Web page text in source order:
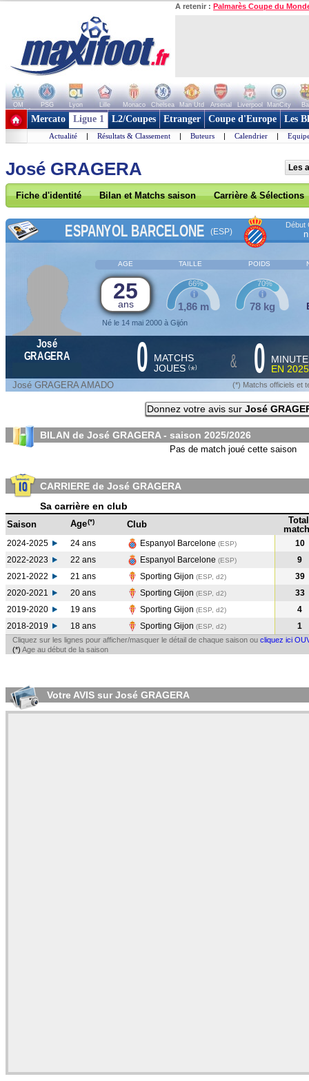
A retenir : Palmarès Coupe du
OM PSG Lyon Lille Monaco Chelsea Man Utd Arsenal Liverpool ManCity
+ de clubs
Mercato Ligue 1 L2/Coupes Etranger Coupe d'Europe Les
Actualité | Résultats & Classement | Buteurs | Calendrier |
José GRAGERA Les
Fiche d'identité Bilan et Matchs saison Carrière & Sélections
ESPANYOL BARCELONE (ESP)
Début
AGE TAILLE POIDS
25
ans
Né le 14 mai 2000 à Gijón
1,86 m
66%
78 kg
70%
José
GRAGERA
0 MATCHS
JOUES (*) & 0
EN
José GRAGERA AMADO (*) Matchs officiels et
Donnez votre avis sur José
BILAN de José GRAGERA - saison 2025/2026
Pas de match joué cette saison
CARRIERE de José GRAGERA
Sa carrière en club
Saison Age(*) Club
Total
2024-2025 24 ans Espanyol Barcelone (ESP)
10
2022-2023
22 ans Espanyol Barcelone (ESP)
9
2021-2022
21 ans Sporting Gijon (ESP, d2)
39
2020-2021
20 ans Sporting Gijon (ESP, d2)
33
2019-2020
19 ans Sporting Gijon (ESP, d2)
4
2018-2019
18 ans Sporting Gijon (ESP, d2) 1
Cliquez sur les lignes pour afficher/masquer le détail de chaque saison ou cliquez ici
(*) Age au début de la saison
Votre AVIS sur José GRAGERA